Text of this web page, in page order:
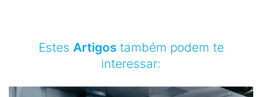
Estes Artigostambém podem te
interessar: